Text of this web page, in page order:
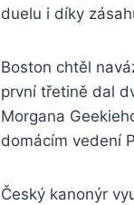
duelu i díky
Boston chtěl
první třetině dal
Morgana
domácím vedení
Český kanonýr